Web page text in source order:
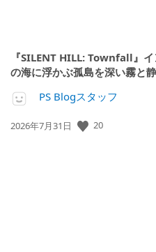
『SILENT HILL: Townfall』
の海に浮かぶ孤島を深い霧と
PS Blogスタッフ
公
2026年7月31日 20